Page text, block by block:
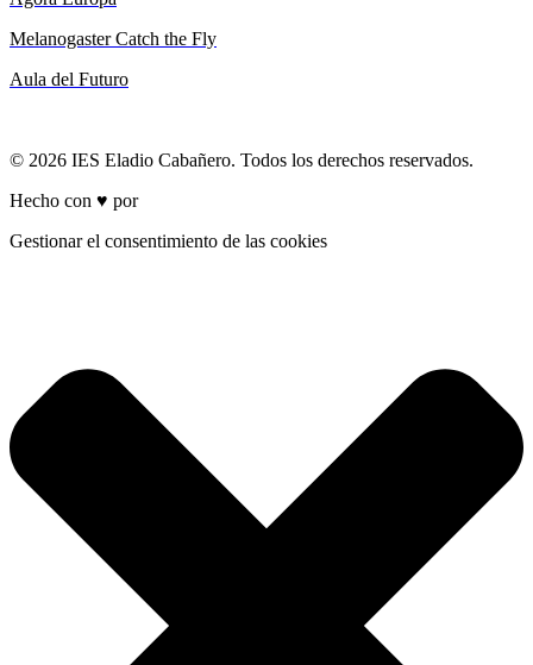
Melanogaster Catch the Fly
Aula del Futuro
© 2026 IES Eladio Cabañero. Todos los derechos reservados.
Hecho con ♥ por
Gestionar el consentimiento de las cookies